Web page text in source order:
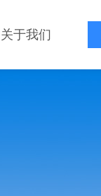
关于我们